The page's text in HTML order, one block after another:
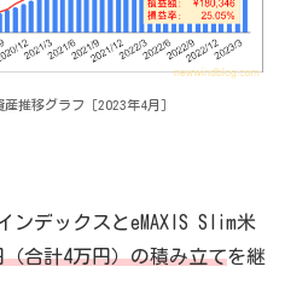
推移グラフ［2023年4月］
ンデックスとeMAXIS Slim米
（合計4万円）の積み立てを継